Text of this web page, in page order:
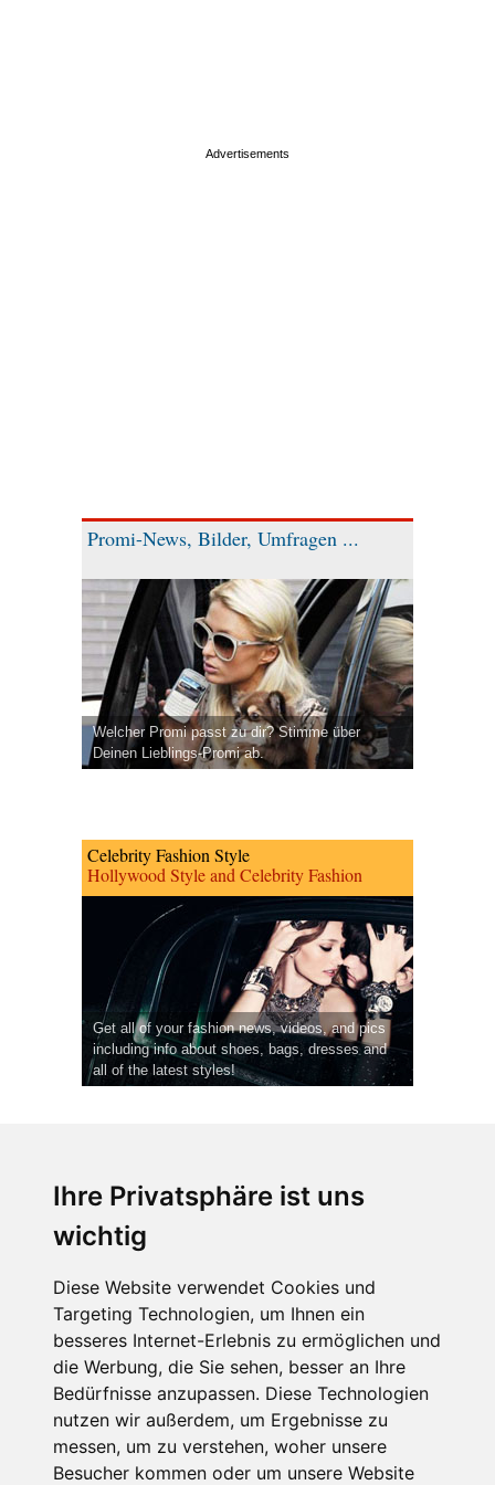
Ihre Privatsphäre ist uns
wichtig
Diese Website verwendet Cookies und
Targeting Technologien, um Ihnen ein
besseres Internet-Erlebnis zu ermöglichen und
die Werbung, die Sie sehen, besser an Ihre
Bedürfnisse anzupassen. Diese Technologien
nutzen wir außerdem, um Ergebnisse zu
messen, um zu verstehen, woher unsere
Besucher kommen oder um unsere Website
Promi-News, Bilder, Umfragen ...
Welcher Promi passt zu dir? Stimme über
Deinen Lieblings-Promi ab.
Celebrity Fashion Style
Hollywood Style and Celebrity Fashion
Get all of your fashion news, videos, and pics
including info about shoes, bags, dresses and
all of the latest styles!
CPost.org© 2013-2023 The Celebrity Post.
Terms of Use Privacy | Cookies Policy( Einstellungen ändern
About Us
Advertising
Contact Us